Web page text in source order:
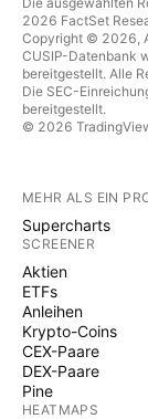
2026 FactSet
Copyright © 2026,
CUSIP-Datenbank
bereitgestellt. Alle
Die SEC-
bereitgestellt.
© 2026
MEHR ALS EIN
Supercharts
SCREENER
Aktien
ETFs
Anleihen
Krypto-Coins
CEX-Paare
DEX-Paare
Pine
HEATMAPS